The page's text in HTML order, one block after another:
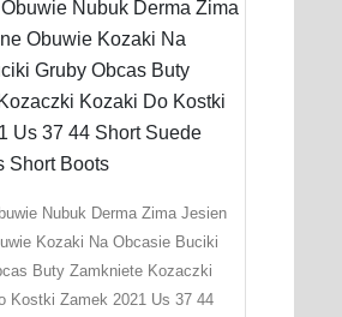
Nubuk Derma Zima Jesien
Kozaki Na Obcasie Buciki
Buty Zamkniete Kozaczki
Kostki Zamek 2021 Us 37 44